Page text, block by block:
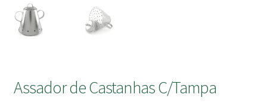
Assador de Castanhas C/Tampa